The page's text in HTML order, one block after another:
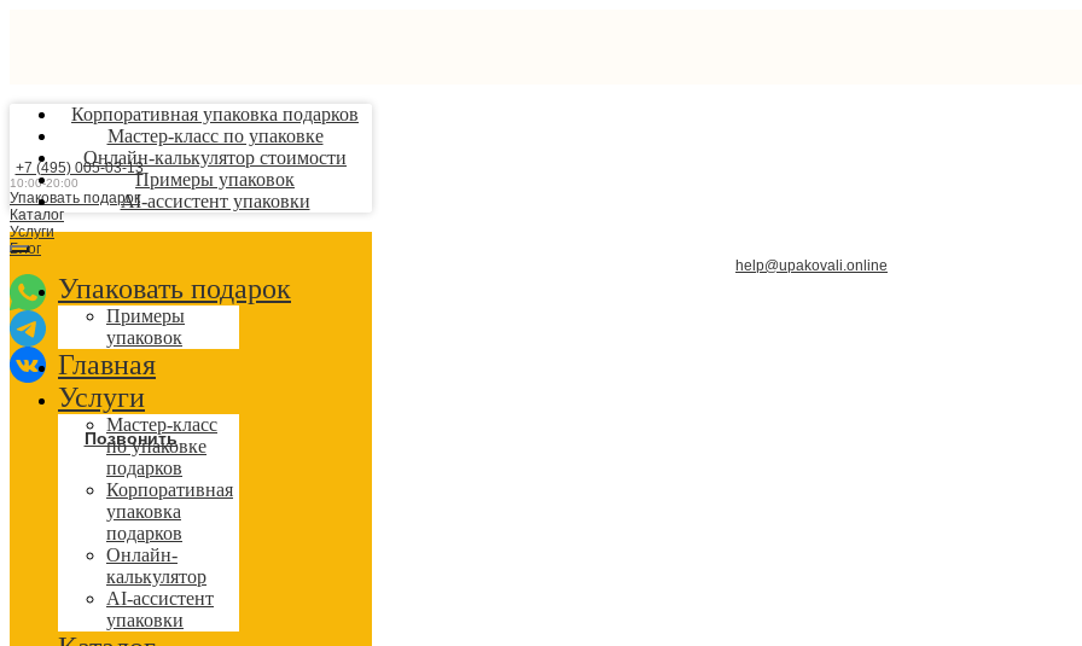
+7 (495) 005-03-13
10:00-20:00
Упаковать подарок
Каталог
Услуги
Блог
help@upakovali.online
Позвонить
Корпоративная упаковка подарков
Мастер-класс по упаковке
Онлайн-калькулятор стоимости
Примеры упаковок
AI-ассистент упаковки
Упаковать подарок
Примеры
упаковок
Главная
Услуги
Мастер-класс
по упаковке
подарков
Корпоративная
упаковка
подарков
Онлайн-
калькулятор
AI-ассистент
упаковки